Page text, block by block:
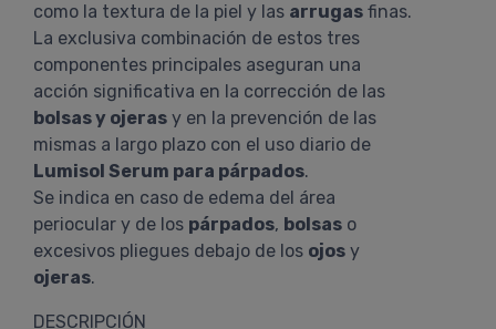
como la textura de la piel y las arrugas finas.
La exclusiva combinación de estos tres
componentes principales aseguran una
acción significativa en la corrección de las
bolsas y ojeras y en la prevención de las
mismas a largo plazo con el uso diario de
Lumisol Serum para párpados.
Se indica en caso de edema del área
periocular y de los párpados, bolsas o
excesivos pliegues debajo de los ojos y
ojeras.
DESCRIPCIÓN